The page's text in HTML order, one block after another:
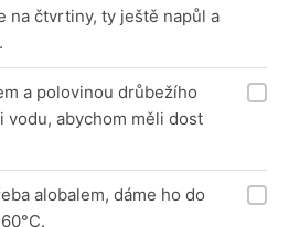
na čtvrtiny, ty ještě napůl a
a polovinou drůbežího
vodu, abychom měli dost
alobalem, dáme ho do